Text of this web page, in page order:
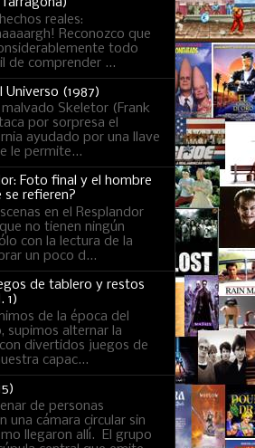
reales:
Reconozco que
todo
de comprender ...
Universo (1987)
malvado Skeletor (Frank
por sorpresa el
ayudado por una llave
le permite...
Foto final y el hombre
se refieren?
en el Resplandor
no tienen ningún
con la lectura de la
un poco d...
de tablero y restos
1)
de la época del
supimos alternar la
divertidos juegos de
capac...
de personas
una cámara circular sin
llegaron allí. El grupo